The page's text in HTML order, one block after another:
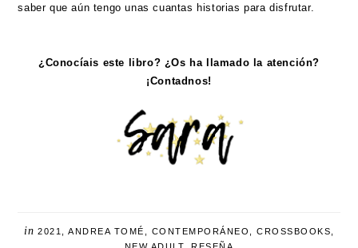
saber que aún tengo unas cuantas historias para disfrutar.
¿Conocíais este libro? ¿Os ha llamado la atención?
¡Contadnos!
in 2021 ANDREA TOMÉ CONTEMPORÁNEO CROSSBOOKS